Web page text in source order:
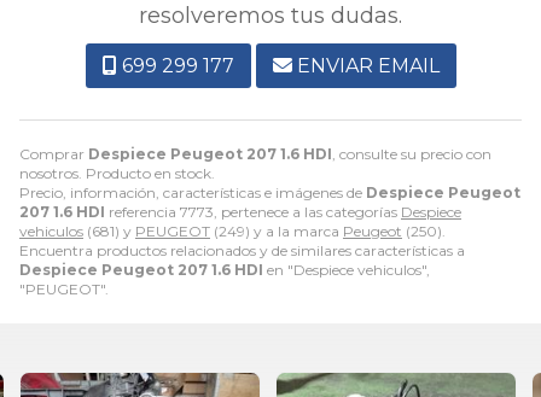
Comprar Despiece Peugeot 207 1.6 HDI , consulte su precio con
nosotros. Producto en stock.
Precio, información, características e imágenes de Despiece Peugeot
207 1.6 HDI referencia 7773, pertenece a las categorías Despiece
vehiculos (681) y PEUGEOT (249) y a la marca Peugeot (250).
Encuentra productos relacionados y de similares características a
Despiece Peugeot 207 1.6 HDI en "Despiece vehiculos",
"PEUGEOT".
resolveremos tus dudas.
699 299 177 ENVIAR EMAIL